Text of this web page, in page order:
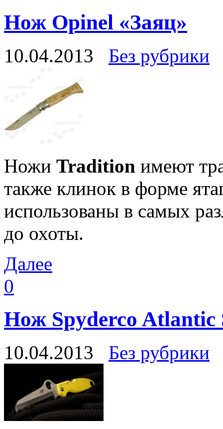
Нож Opinel «Заяц»
10.04.2013 Без рубрики
Ножи Tradition имеют
также клинок в форме
использованы в самых
до охоты.
Далее
0
Нож Spyderco Atlantic
10.04.2013 Без рубрики